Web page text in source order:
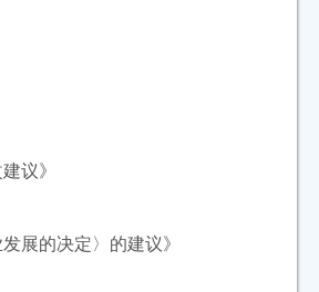
议》
展的决定〉的建议》